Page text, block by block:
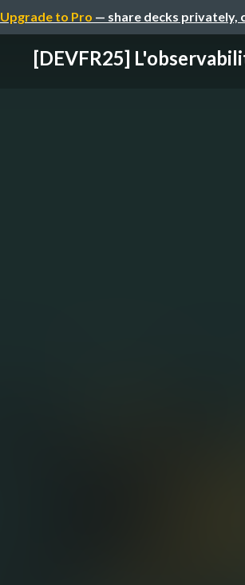
Upgrade to Pro — share decks privately,
[DEVFR25]